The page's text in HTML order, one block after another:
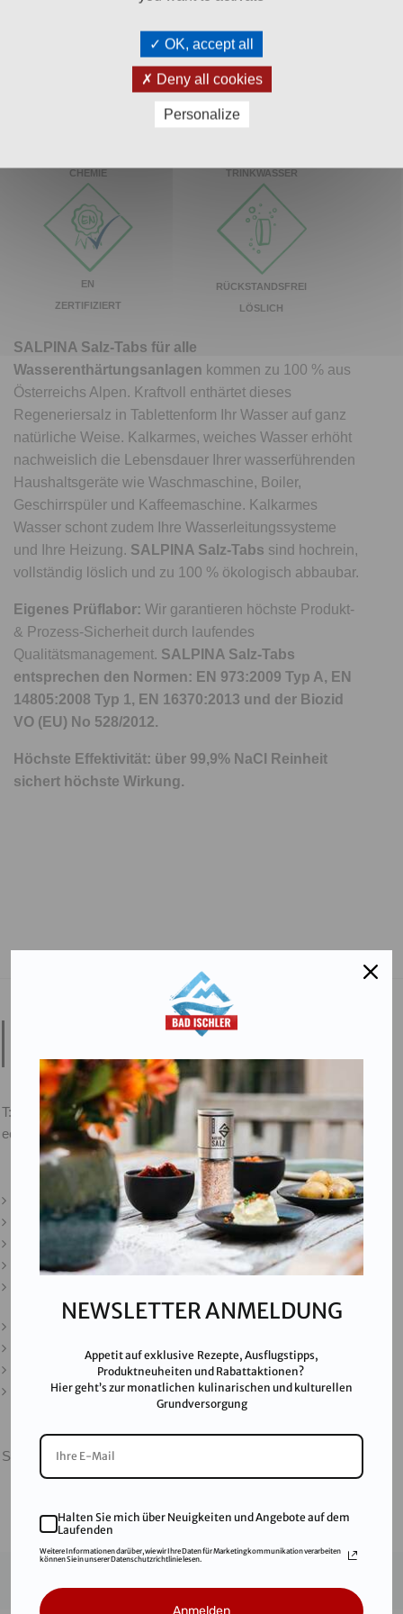
CHEMIE
TRINKWASSER
EN
ZERTIFIZIERT
RÜCKSTANDSFREI
LÖSLICH
SALPINA Salz-Tabs für alle
Wasserenthärtungsanlagen kommen zu 100 % aus
Österreichs Alpen. Kraftvoll enthärtet dieses
Regeneriersalz in Tablettenform Ihr Wasser auf ganz
natürliche Weise. Kalkarmes, weiches Wasser erhöht
nachweislich die Lebensdauer Ihrer wasserführenden
Haushaltsgeräte wie Waschmaschine, Boiler,
Geschirrspüler und Kaffeemaschine. Kalkarmes
Wasser schont zudem Ihre Wasserleitungssysteme
und Ihre Heizung. SALPINA Salz-Tabs sind hochrein,
vollständig löslich und zu 100 % ökologisch abbaubar.
Eigenes Prüflabor: Wir garantieren höchste Produkt-
& Prozess-Sicherheit durch laufendes
Qualitätsmanagement. SALPINA Salz-Tabs
entsprechen den Normen: EN 973:2009 Typ A, EN
14805:2008 Typ 1, EN 16370:2013 und der Biozid
VO (EU) No 528/2012.
Höchste Effektivität: über 99,9% NaCI Reinheit
sichert höchste Wirkung.
Salinen Austria Aktiengesellschaft
4802 Ebensee am Traunsee,AUSTRIA
T:
+43 676 87812208
ecommerce@salinen.com
Kontakt
Downloads
Presse
Partner & Friends
SALINEN AUSTRIA AG ist nach GMP, IFS, QS, ISO 9001,
ISO 14001 u.v.m. zertifiziert und garantiert höchste
NEWSLETTER ANMELDUNG
Appetit auf exklusive Rezepte, Ausflugstipps,
Produktneuheiten und Rabattaktionen?
Hier geht’s zur monatlichen kulinarischen und kulturellen
Grundversorgung
Halten Sie mich über Neuigkeiten und Angebote auf dem
Laufenden
Weitere Informationen darüber, wie wir Ihre Daten für Marketingkommunikation verarbeiten
können Sie in unserer Datenschutzrichtlinie lesen.
Anmelden
OK, accept all
Deny all cookies
Personalize